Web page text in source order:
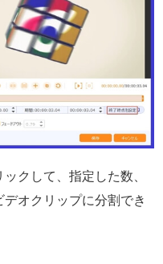
クして、指定した数、
オクリップに分割でき